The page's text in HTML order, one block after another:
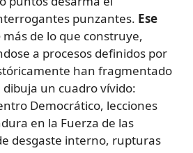
punzantes. Ese
más de lo que construye,
a procesos definidos por
han fragmentado
dibuja un cuadro vívido:
Democrático, lecciones
en la Fuerza de las
desgaste interno, rupturas